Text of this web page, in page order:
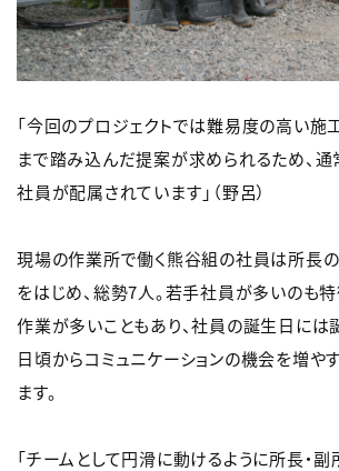
「今回のプロジェクトでは難易度の高い施
まで踏み込んだ提案が求められるため、
社員が配属されています」（野呂）
現場の作業所で働く熊谷組の社員は所長
をはじめ、総勢7人。若手社員が多いのも特
作業が多いこともあり、社員の誕生日に
日頃からコミュニケーションの機会を増や
ます。
「チームとして円滑に動けるように所長・